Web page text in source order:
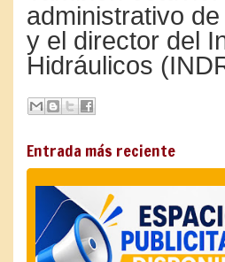
administrativo
y el director del
Hidráulicos
Entrada más reciente